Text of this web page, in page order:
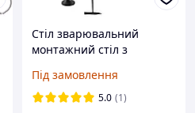
Стіл зварювальний
монтажний стіл з
914,4х609,4х784,8мм
Vevor 716356
Під замовлення
5.0 (1)